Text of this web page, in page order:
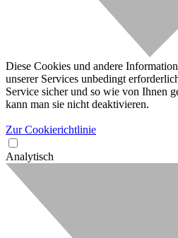
Diese Cookies und andere
unserer Services unbedingt
Service sicher und so wie von Ihnen
kann man sie nicht deaktivieren.
Zur Cookierichtlinie
Analytisch